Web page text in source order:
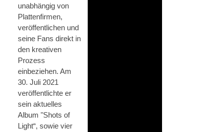
unabhängig von
Plattenfirmen,
veröffentlichen und
seine Fans direkt in
den kreativen
Prozess
einbeziehen. Am
30. Juli 2021
veröffentlichte er
sein aktuelles
Album "Shots of
Light“, sowie vier